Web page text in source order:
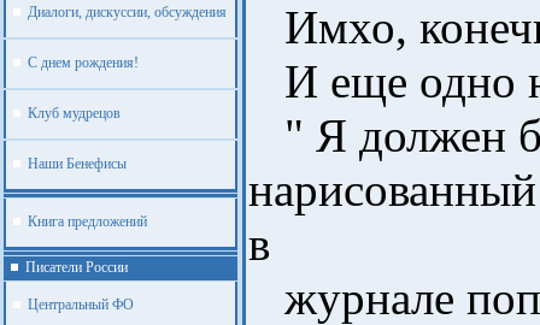
Диалоги, дискуссии, обсуждения
С днем рождения!
Клуб мудрецов
Наши Бенефисы
Книга предложений
Писатели России
Центральный ФО
Имхо,
И еще одно
" Я должен
в
журнале